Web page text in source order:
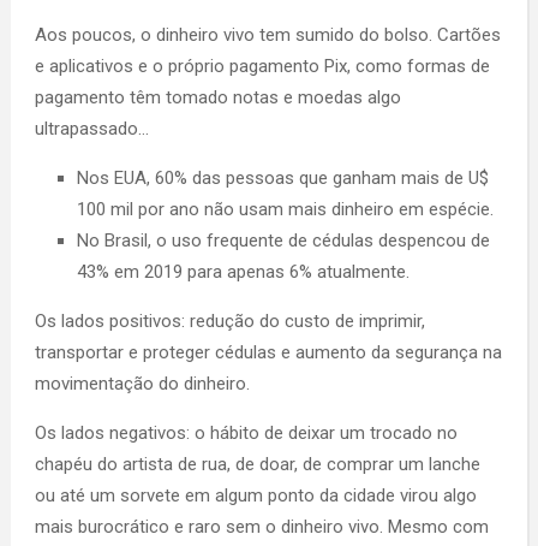
Aos poucos, o dinheiro vivo tem sumido do bolso. Cartões
e aplicativos e o próprio pagamento Pix, como formas de
pagamento têm tomado notas e moedas algo
ultrapassado…
Nos EUA, 60% das pessoas que ganham mais de U$
100 mil por ano não usam mais dinheiro em espécie.
No Brasil, o uso frequente de cédulas despencou de
43% em 2019 para apenas 6% atualmente.
Os lados positivos: redução do custo de imprimir,
transportar e proteger cédulas e aumento da segurança na
movimentação do dinheiro.
Os lados negativos: o hábito de deixar um trocado no
chapéu do artista de rua, de doar, de comprar um lanche
ou até um sorvete em algum ponto da cidade virou algo
mais burocrático e raro sem o dinheiro vivo. Mesmo com